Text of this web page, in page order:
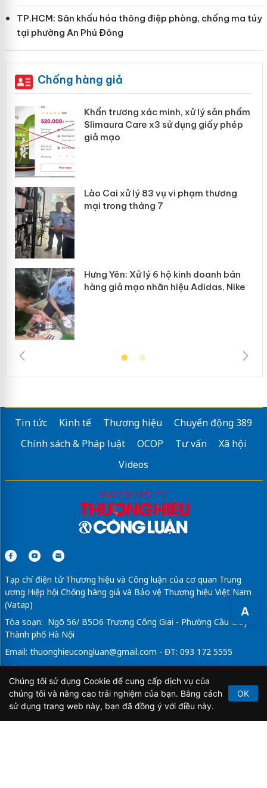
A
TP.HCM: Sân khấu hóa thông điệp phòng, chống ma túy
tại phường An Phú Đông
Chống hàng giả
Khẩn trương xác minh, xử lý sản phẩm
Slimaura Care x3 sử dụng giấy phép
giả mạo
Lào Cai xử lý 83 vụ vi phạm thương
mại trong tháng 7
Hưng Yên: Xử lý 6 hộ kinh doanh bán
hàng giả mạo nhãn hiệu Adidas, Nike
Tin tức Kinh tế Thương hiệu
Chuyển động 389
Chính sách & Pháp luật
OCOP Tư vấn
Xã hội
Videos
Tạp chí điện tử Thương hiệu và Công luận của cơ quan Trung
ương Hiệp hội Chống hàng giả và Bảo vệ Thương hiệu Việt Nam
(Vatap)
Tòa soạn: Ngõ 56/ B5D6 Trương Công Giai - Phường Cầu Giấy -
Thành phố Hà Nội
Email: thuonghieucongluan@gmail.com - ĐT: 093 172 5555
Tổng Biên Tập: Vũ Đức Thuận
Giấy phép hoạt động báo chí điện tử số 64/GP-BTTTT do Bộ
Thông tin và Truyền thông cấp ngày 21/2/2020.
Chúng tôi sử dụng Cookie để cung cấp dịch vụ của
chúng tôi và nâng cao trải nghiệm của bạn. Bằng cách
sử dụng trang web này, bạn đã đồng ý với điều này.
OK